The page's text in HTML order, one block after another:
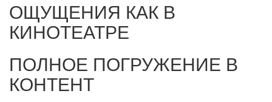
ОЩУЩЕНИЯ КАК В
КИНОТЕАТРЕ
ПОЛНОЕ ПОГРУЖЕНИЕ В
КОНТЕНТ